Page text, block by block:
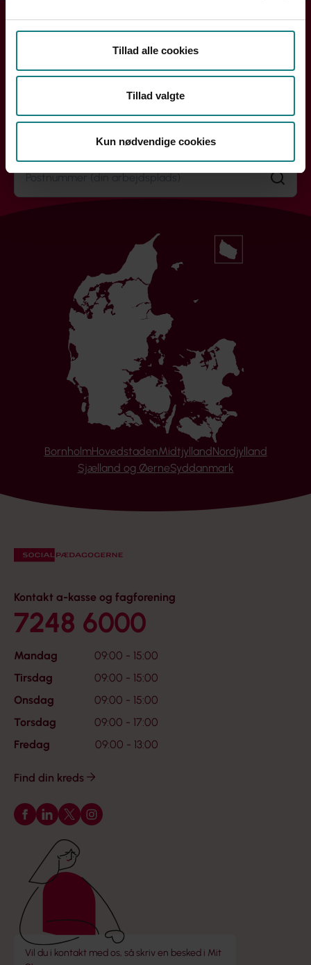
Tillad alle cookies
Tillad valgte
Kun nødvendige cookies
Få hjælp i din kreds
arbejdssituation? Din lokale kreds rådgiver dig og hjælper
Søg efter din kreds
Søg
BornholmHovedstadenMidtjyllandNordjylland
Sjælland og ØerneSyddanmark
Kontakt a-kasse og fagforening
7248 6000
Mandag
09:00 - 15:00
Tirsdag
09:00 - 15:00
Onsdag
09:00 - 15:00
Torsdag
09:00 - 17:00
Fredag
09:00 - 13:00
Find din kreds
Følg os på Facebook
Følg os på LinkedIn
Følg os på X
Følg os på Instagram
Vil du i kontakt med os, så skriv en besked i Mit